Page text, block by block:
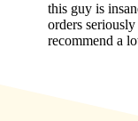
this guy is
orders
recommend a